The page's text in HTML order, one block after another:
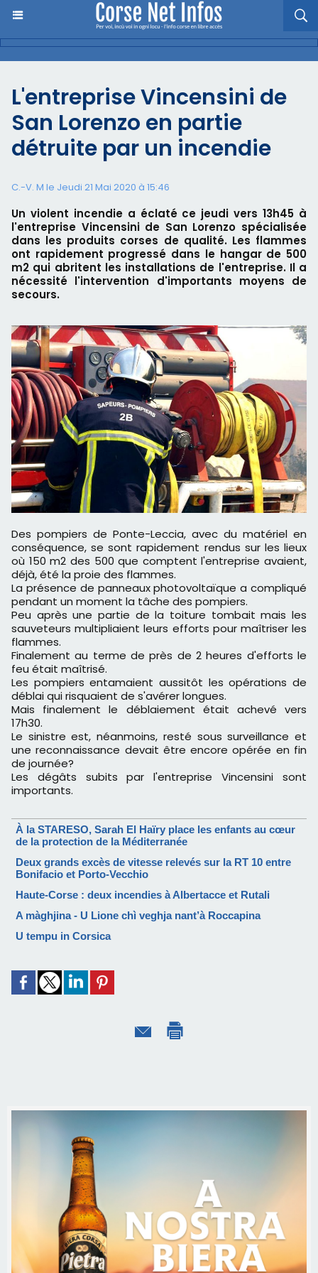
L'entreprise Vincensini de
San Lorenzo en partie
détruite par un incendie
C.-V. M le Jeudi 21 Mai 2020 à 15:46
Un violent incendie a éclaté ce jeudi vers 13h45 à
l'entreprise Vincensini de San Lorenzo spécialisée
dans les produits corses de qualité. Les flammes
ont rapidement progressé dans le hangar de 500
m2 qui abritent les installations de l'entreprise. Il a
nécessité l'intervention d'importants moyens de
secours.
Des pompiers de Ponte-Leccia, avec du matériel en
conséquence, se sont rapidement rendus sur les lieux
où 150 m2 des 500 que comptent l'entreprise avaient,
déjà, été la proie des flammes.
La présence de panneaux photovoltaïque a compliqué
pendant un moment la tâche des pompiers.
Peu après une partie de la toiture tombait mais les
sauveteurs multipliaient leurs efforts pour maîtriser les
flammes.
Finalement au terme de près de 2 heures d'efforts le
feu était maîtrisé.
Les pompiers entamaient aussitôt les opérations de
déblai qui risquaient de s'avérer longues.
Mais finalement le déblaiement était achevé vers
17h30.
Le sinistre est, néanmoins, resté sous surveillance et
une reconnaissance devait être encore opérée en fin
de journée?
Les dégâts subits par l'entreprise Vincensini sont
importants.
À la STARESO, Sarah El Haïry place les enfants au cœur
de la protection de la Méditerranée
Deux grands excès de vitesse relevés sur la RT 10 entre
Bonifacio et Porto-Vecchio
Haute-Corse : deux incendies à Albertacce et Rutali
A màghjina - U Lione chì veghja nant’à Roccapina
U tempu in Corsica